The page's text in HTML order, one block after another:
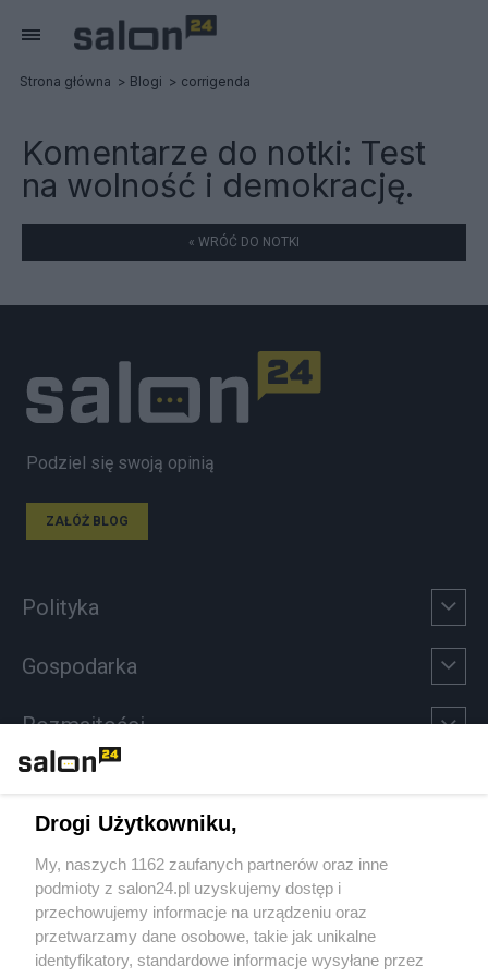
Strona główna Blogi corrigenda
Komentarze do notki: Test
na wolność i demokrację.
« WRÓĆ DO NOTKI
Podziel się swoją opinią
ZAŁÓŻ BLOG
Polityka
Gospodarka
Rozmaitości
Sport
Społeczeństwo
Kultura
Drogi Użytkowniku,
My, naszych 1162 zaufanych partnerów oraz inne
podmioty z salon24.pl uzyskujemy dostęp i
przechowujemy informacje na urządzeniu oraz
przetwarzamy dane osobowe, takie jak unikalne
identyfikatory, standardowe informacje wysyłane przez